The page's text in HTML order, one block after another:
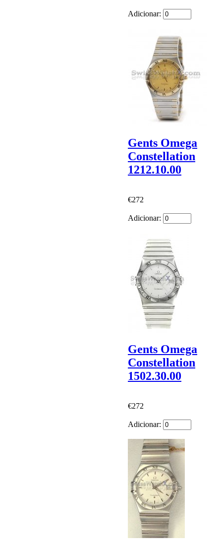
Adicionar:
Gents Omega
Constellation
1212.10.00
€272
Adicionar:
Gents Omega
Constellation
1502.30.00
€272
Adicionar: